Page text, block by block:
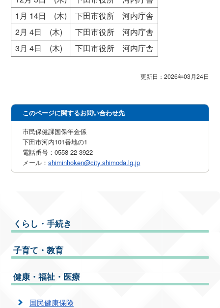
1月 14日 (木)
下田市役所 河内庁舎
2月 4日 (木)
下田市役所 河内庁舎
3月 4日 (木)
下田市役所 河内庁舎
更新日：2026年03月24日
このページに関するお問い合わせ先
市民保健課国保年金係
下田市河内101番地の1
電話番号：0558-22-3922
メール：shiminhoken@city.shimoda.lg.jp
くらし・手続き
子育て・教育
健康・福祉・医療
国民健康保険